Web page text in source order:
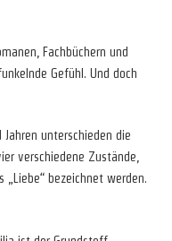
Fachbüchern und
Gefühl. Und doch
unterschieden die
verschiedene Zustände,
bezeichnet werden.